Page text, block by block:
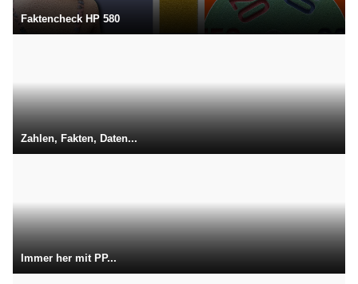
Faktencheck HP 580
Zahlen, Fakten, Daten...
Immer her mit PP...